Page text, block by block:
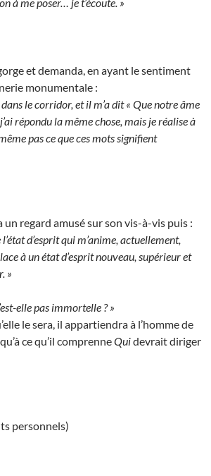
et demanda, en ayant le sentiment
monumentale :
dans le corridor, et il m’a dit « Que notre âme
répondu la même chose, mais je réalise à
pas ce que ces mots signifient
un regard amusé sur son vis-à-vis puis :
d’esprit qui m’anime, actuellement,
à un état d’esprit nouveau, supérieur et
»
elle pas immortelle ? »
le sera, il appartiendra à l’homme de
ce qu’il comprenneQuidevrait diriger
personnels)